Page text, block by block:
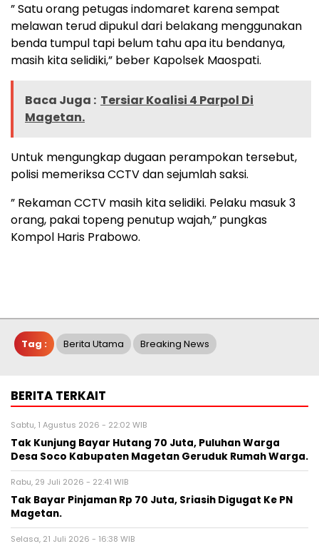
” Satu orang petugas indomaret karena sempat
melawan terud dipukul dari belakang menggunakan
benda tumpul tapi belum tahu apa itu bendanya,
masih kita selidiki,” beber Kapolsek Maospati.
Baca Juga : Tersiar Koalisi 4 Parpol Di
Magetan.
Untuk mengungkap dugaan perampokan tersebut,
polisi memeriksa CCTV dan sejumlah saksi.
” Rekaman CCTV masih kita selidiki. Pelaku masuk 3
orang, pakai topeng penutup wajah,” pungkas
Kompol Haris Prabowo.
Tag : Berita Utama Breaking News
BERITA TERKAIT
Sabtu, 1 Agustus 2026 - 22:02 WIB
Tak Kunjung Bayar Hutang 70 Juta, Puluhan Warga
Desa Soco Kabupaten Magetan Geruduk Rumah Warga.
Rabu, 29 Juli 2026 - 22:41 WIB
Tak Bayar Pinjaman Rp 70 Juta, Sriasih Digugat Ke PN
Magetan.
Selasa, 21 Juli 2026 - 16:38 WIB